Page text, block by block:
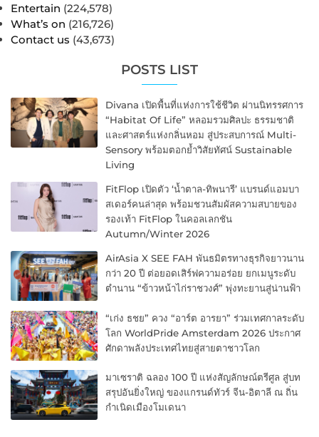
Entertain (224,578)
What’s on (216,726)
Contact us (43,673)
POSTS LIST
Divana เปิดพื้นที่แห่งการใช้ชีวิต ผ่านนิทรรศการ
“Habitat Of Life” หลอมรวมศิลปะ ธรรมชาติ
และศาสตร์แห่งกลิ่นหอม สู่ประสบการณ์ Multi-
Sensory พร้อมตอกย้ำวิสัยทัศน์ Sustainable
Living
FitFlop เปิดตัว ‘น้ำตาล-ทิพนารี’ แบรนด์แอมบา
สเดอร์คนล่าสุด พร้อมชวนสัมผัสความสบายของ
รองเท้า FitFlop ในคอลเลกชัน
Autumn/Winter 2026
AirAsia X SEE FAH พันธมิตรทางธุรกิจยาวนาน
กว่า 20 ปี ต่อยอดเสิร์ฟความอร่อย ยกเมนูระดับ
ตำนาน “ข้าวหน้าไก่ราชวงศ์” พุ่งทะยานสู่น่านฟ้า
“เก่ง ธชย” ควง “อาร์ต อารยา” ร่วมเทศกาลระดับ
โลก WorldPride Amsterdam 2026 ประกาศ
ศักดาพลังประเทศไทยสู่สายตาชาวโลก
มาเซราติ ฉลอง 100 ปี แห่งสัญลักษณ์ตรีศูล สู่บท
สรุปอันยิ่งใหญ่ ของแกรนด์ทัวร์ จีน-อิตาลี ณ ถิ่น
กำเนิดเมืองโมเดนา